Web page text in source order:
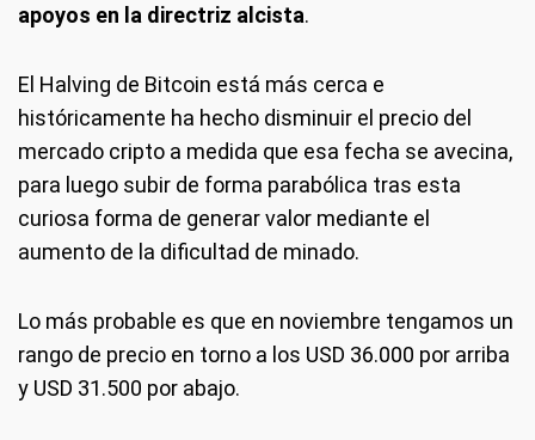
apoyos en la directriz alcista.
El Halving de Bitcoin está más cerca e
históricamente ha hecho disminuir el precio del
mercado cripto a medida que esa fecha se avecina,
para luego subir de forma parabólica tras esta
curiosa forma de generar valor mediante el
aumento de la dificultad de minado.
Lo más probable es que en noviembre tengamos un
rango de precio en torno a los USD 36.000 por arriba
y USD 31.500 por abajo.